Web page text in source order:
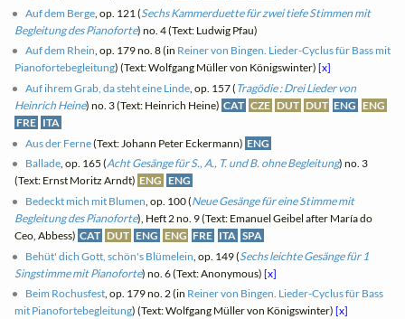
Auf dem Berge , op. 121 (Sechs Kammerduette für zwei tiefe Stimmen mit
Begleitung des Pianoforte) no. 4 (Text: Ludwig Pfau)
Auf dem Rhein, op. 179 no. 8 (in Reiner von Bingen. Lieder-Cyclus für Bass mit
Pianofortebegleitung) (Text: Wolfgang Müller von Königswinter)[x]
Auf ihrem Grab, da steht eine Linde , op. 157 ( Tragödie : Drei Lieder von
Heinrich Heine) no. 3 (Text: Heinrich Heine) CAT CZE DUT DUT ENG ENG
FRE ITA
Aus der Ferne(Text: Johann Peter Eckermann) ENG
Ballade, op. 165 (Acht Gesänge für S., A., T. und B. ohne Begleitung) no. 3
(Text: Ernst Moritz Arndt) ENG ENG
Bedeckt mich mit Blumen , op. 100 (Neue Gesänge für eine Stimme mit
Begleitung des Pianoforte), Heft 2 no. 9 (Text: Emanuel Geibel after María do
Ceo, Abbess) CAT DUT ENG ENG FRE ITA SPA
Behüt' dich Gott, schön's Blümelein , op. 149 (Sechs leichte Gesänge für 1
Singstimme mit Pianoforte) no. 6 (Text: Anonymous)[x]
Beim Rochusfest, op. 179 no. 2 (in Reiner von Bingen. Lieder-Cyclus für Bass
mit Pianofortebegleitung) (Text: Wolfgang Müller von Königswinter)[x]